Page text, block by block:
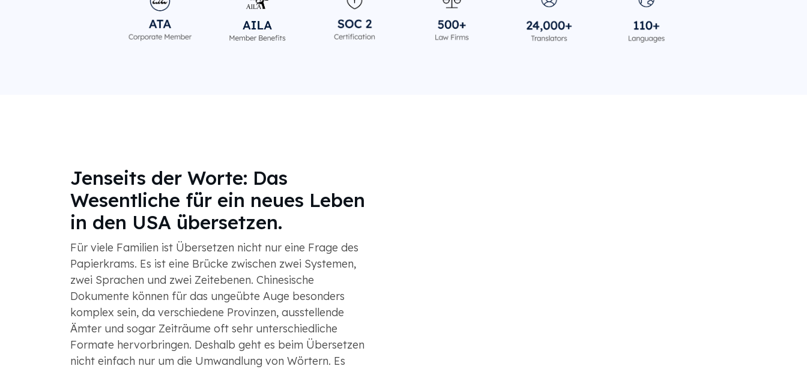
Jenseits der Worte: Das
Wesentliche für ein neues Leben
in den USA übersetzen.
Für viele Familien ist Übersetzen nicht nur eine Frage des
Papierkrams. Es ist eine Brücke zwischen zwei Systemen,
zwei Sprachen und zwei Zeitebenen. Chinesische
Dokumente können für das ungeübte Auge besonders
komplex sein, da verschiedene Provinzen, ausstellende
Ämter und sogar Zeiträume oft sehr unterschiedliche
Formate hervorbringen. Deshalb geht es beim Übersetzen
nicht einfach nur um die Umwandlung von Wörtern. Es